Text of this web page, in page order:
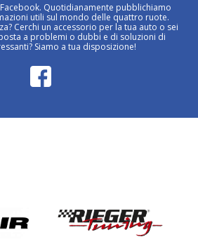
Quotidianamente pubblichiamo
utili sul mondo delle quattro ruote.
Cerchi un accessorio per la tua auto o sei
a problemi o dubbi e di soluzioni di
Siamo a tua disposizione!